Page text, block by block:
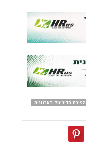
הדיגיטל בארגונים